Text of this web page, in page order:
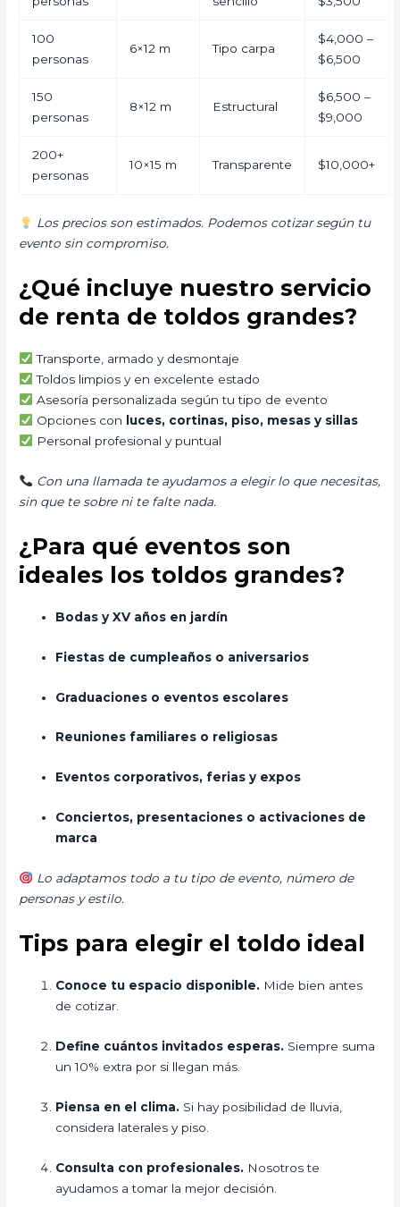
100
personas
6×12 m Tipo carpa
$4,000 –
$6,500
150
personas
8×12 m Estructural
$6,500 –
$9,000
200+
personas
10×15 m Transparente $10,000+
Los precios son estimados. Podemos cotizar según tu
evento sin compromiso.
¿Qué incluye nuestro servicio
de renta de toldos grandes?
Transporte, armado y desmontaje
Toldos limpios y en excelente estado
Asesoría personalizada según tu tipo de evento
Opciones con
luces, cortinas, piso, mesas y sillas
Personal profesional y puntual
Con una llamada te ayudamos a elegir lo que necesitas,
sin que te sobre ni te falte nada.
¿Para qué eventos son
ideales los toldos grandes?
Bodas y XV años en jardín
Fiestas de cumpleaños o aniversarios
Graduaciones o eventos escolares
Reuniones familiares o religiosas
Eventos corporativos, ferias y expos
Conciertos, presentaciones o activaciones de
marca
Lo adaptamos todo a tu tipo de evento, número de
personas y estilo.
Tips para elegir el toldo ideal
Conoce tu espacio disponible. Mide bien antes
de cotizar.
Define cuántos invitados esperas. Siempre suma
un 10% extra por si llegan más.
Piensa en el clima. Si hay posibilidad de lluvia,
considera laterales y piso.
Consulta con profesionales. Nosotros te
ayudamos a tomar la mejor decisión.